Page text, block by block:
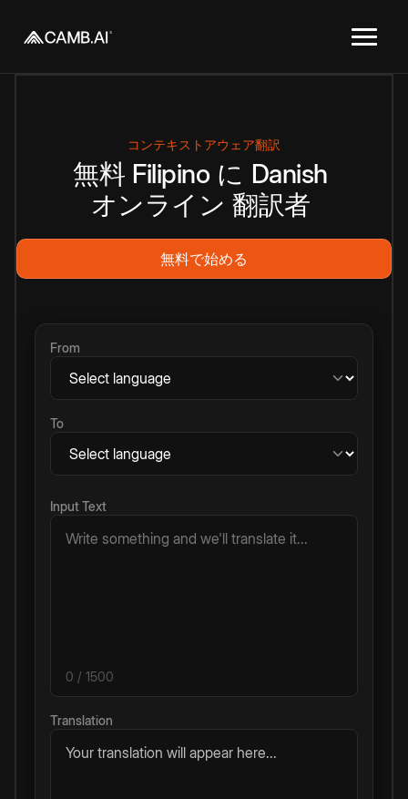
コンテキストアウェア翻訳
無料 Filipino に Danish
オンライン 翻訳者
無料で始める
From
To
Input Text
0 / 1500
Translation
Your translation will appear here...